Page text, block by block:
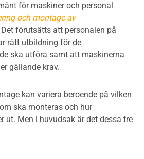
för maskiner och personal
och montage av
förutsätts att personalen på
rätt utbildning för de
ska utföra samt att maskinerna
gällande krav.
kan variera beroende på vilken
ska monteras och hur
ut. Men i huvudsak är det dessa tre